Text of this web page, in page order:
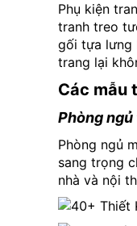
Phụ kiện
tranh treo
gối tựa lưng
trang lại
Các mẫu
Phòng
Phòng ngủ
sang trọng
nhà và nội